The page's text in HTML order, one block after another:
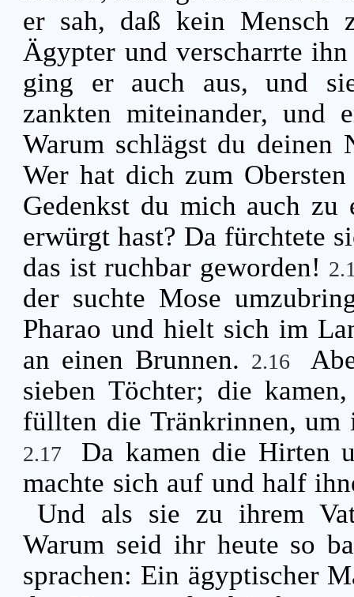
er sah, daß kein Mensch
Ägypter und verscharrte
ging er auch aus, und
zankten miteinander, und
Warum schlägst du deinen
Wer hat dich zum
Gedenkst du mich auch
erwürgt hast? Da fürchtete
das ist ruchbar geworden!
der suchte Mose
Pharao und hielt sich im
an einen Brunnen. 2.16
sieben Töchter; die
füllten die Tränkrinnen, um
2.17
Da kamen die Hirten
machte sich auf und half
Und als sie zu ihrem
Warum seid ihr heute so
sprachen: Ein ägyptischer